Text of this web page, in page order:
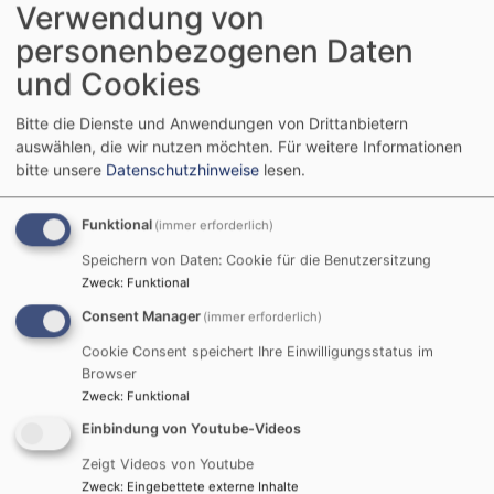
Gute und unterstützen somit die Ausbildung von
Jungbläsern und die Beschaffung von neuen
Instrumenten.
musikalische Weihnachtsgottesdienste in Windsfeld
Immer am zweiten Weihnachtsfeiertag findet in der
Windsfelder St. Gangolf Kirche ein musikalischer
Weihnachtsgottesdients statt. Zur Gestaltung tragen
neben dem Posaunenchor und dem Kirchenchor auch
immer wieder Solisten mit verschiedensten
Instrumenten bei.
Familienfreundliche Gottesdienste
Diakonin Judith Grosser bereitet mit ihrem Team
besondere Gottesdienste vor, die sich an Groß und
Klein, Jung und Alt richten. Die Gottesdienste finden zu
ausgewählten Terminen statt und werden jeweils im
Gemeindeboten bekannt gegeben.
Verwendung von
personenbezogenen Daten
und Cookies
Bitte die Dienste und Anwendungen von Drittanbietern
auswählen, die wir nutzen möchten. Für weitere Informationen
bitte unsere Datenschutzhinweise lesen.
Funktional (immer erforderlich)
Speichern von Daten: Cookie für die Benutzersitzung
Zweck: Funktional
Consent Manager (immer erforderlich)
Cookie Consent speichert Ihre Einwilligungsstatus im
Browser
Zweck: Funktional
Einbindung von Youtube-Videos
Zeigt Videos von Youtube
Zweck: Eingebettete externe Inhalte